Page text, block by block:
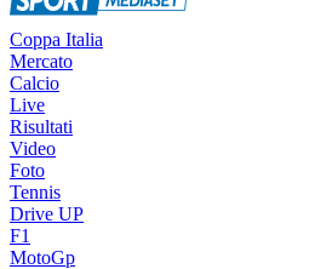
Coppa Italia
Mercato
Calcio
Live
Risultati
Video
Foto
Tennis
Drive UP
F1
MotoGp